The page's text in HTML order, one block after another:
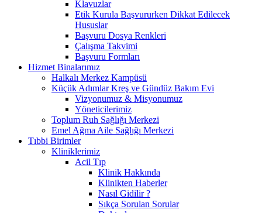
Klavuzlar
Etik Kurula Başvururken Dikkat Edilecek
Hususlar
Başvuru Dosya Renkleri
Çalışma Takvimi
Başvuru Formları
Hizmet Binalarımız
Halkalı Merkez Kampüsü
Küçük Adımlar Kreş ve Gündüz Bakım Evi
Vizyonumuz & Misyonumuz
Yöneticilerimiz
Toplum Ruh Sağlığı Merkezi
Emel Ağma Aile Sağlığı Merkezi
Tıbbi Birimler
Kliniklerimiz
Acil Tıp
Klinik Hakkında
Klinikten Haberler
Nasıl Gidilir ?
Sıkça Sorulan Sorular